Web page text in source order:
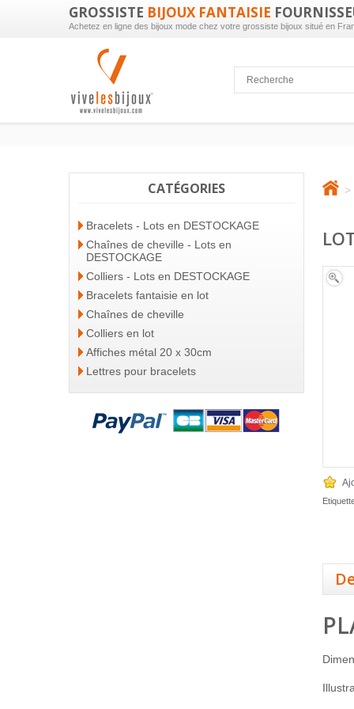
GROSSISTE BIJOUX FANTAISIE
Achetez en ligne des bijoux mode chez votre grossiste bijoux situé en
CATÉGORIES
Bracelets - Lots en DESTOCKAGE
Chaînes de cheville - Lots en
DESTOCKAGE
Colliers - Lots en DESTOCKAGE
Bracelets fantaisie en lot
Chaînes de cheville
Colliers en lot
Affiches métal 20 x 30cm
Lettres pour bracelets
>